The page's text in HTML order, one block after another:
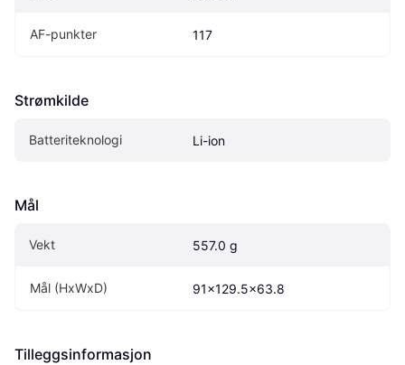
AF-punkter 117
Strømkilde
Batteriteknologi Li-ion
Mål
Vekt 557.0 g
Mål (HxWxD) 91x129.5x63.8
Tilleggsinformasjon